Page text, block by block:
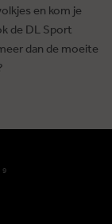
en kom je
de DL Sport
dan de moeite